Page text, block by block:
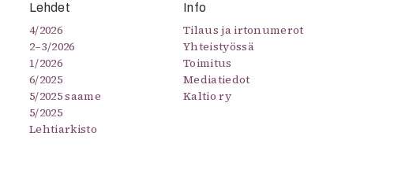
Lehdet
4/2026
2–3/2026
1/2026
6/2025
5/2025 saame
5/2025
Lehtiarkisto
Info
Tilaus ja irtonumerot
Yhteistyössä
Toimitus
Mediatiedot
Kaltio ry